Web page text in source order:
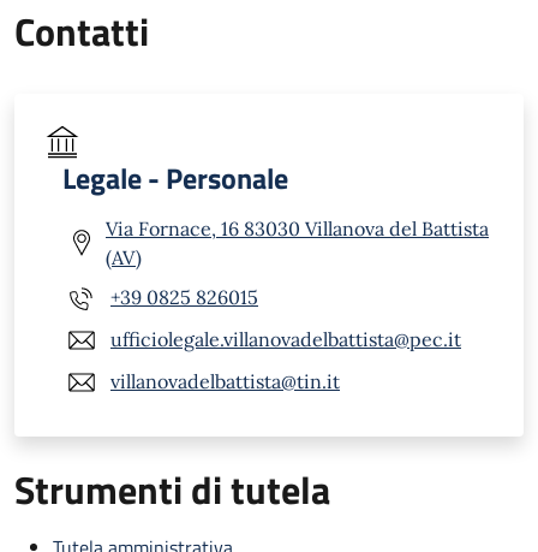
Contatti
Legale - Personale
Via Fornace, 16 83030 Villanova del Battista
(AV)
+39 0825 826015
ufficiolegale.villanovadelbattista@pec.it
villanovadelbattista@tin.it
Strumenti di tutela